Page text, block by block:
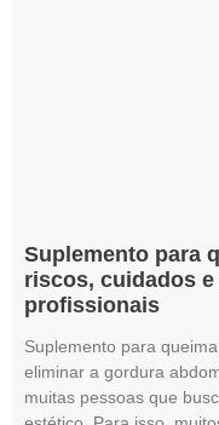
Suplemento para
riscos, cuidados
profissionais
Suplemento para
eliminar a gordura
muitas pessoas que